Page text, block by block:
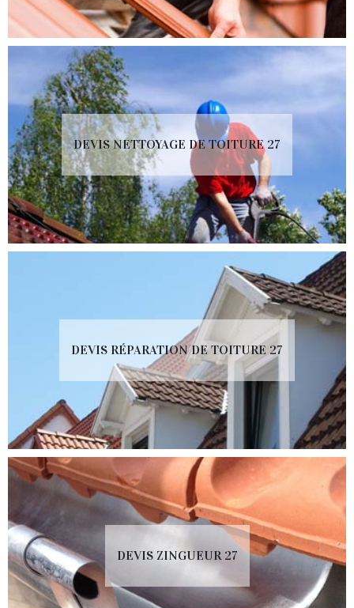
DEVIS NETTOYAGE DE TOITURE 27
DEVIS RÉPARATION DE TOITURE 27
DEVIS ZINGUEUR 27